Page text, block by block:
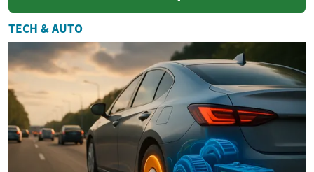
blevet en uundværlig del af
vores hverdag. Disse
avancerede mobilt...
TECH & AUTO